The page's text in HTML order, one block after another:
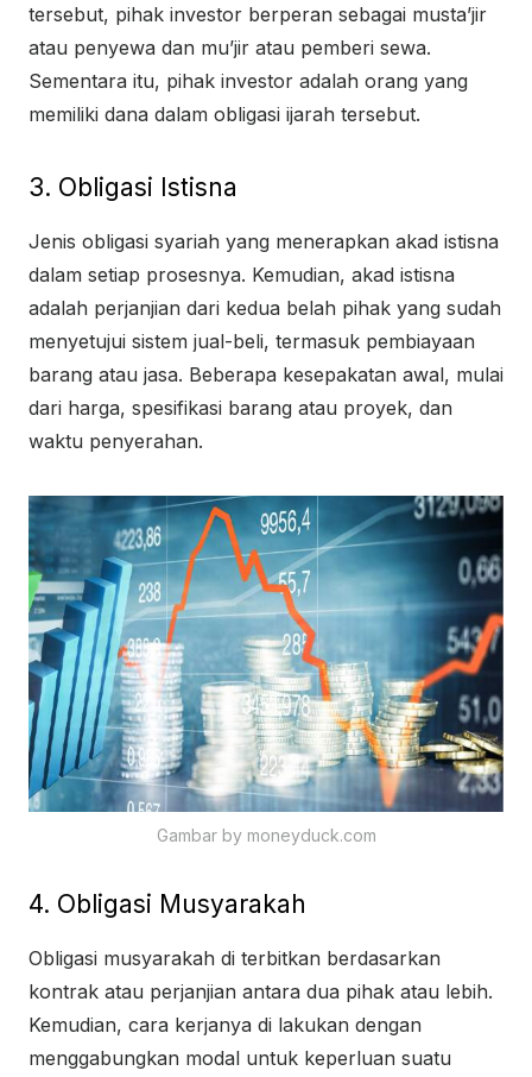
tersebut, pihak investor berperan sebagai musta’jir
atau penyewa dan mu’jir atau pemberi sewa.
Sementara itu, pihak investor adalah orang yang
memiliki dana dalam obligasi ijarah tersebut.
3. Obligasi Istisna
Jenis obligasi syariah yang menerapkan akad istisna
dalam setiap prosesnya. Kemudian, akad istisna
adalah perjanjian dari kedua belah pihak yang sudah
menyetujui sistem jual-beli, termasuk pembiayaan
barang atau jasa. Beberapa kesepakatan awal, mulai
dari harga, spesifikasi barang atau proyek, dan
waktu penyerahan.
Gambar by moneyduck.com
4. Obligasi Musyarakah
Obligasi musyarakah di terbitkan berdasarkan
kontrak atau perjanjian antara dua pihak atau lebih.
Kemudian, cara kerjanya di lakukan dengan
menggabungkan modal untuk keperluan suatu